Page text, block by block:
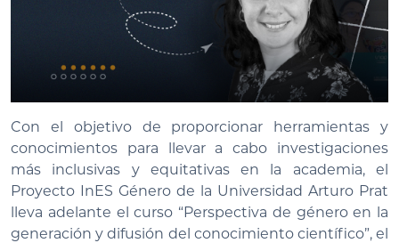
Con el objetivo de proporcionar herramientas y
conocimientos para llevar a cabo investigaciones
más inclusivas y equitativas en la academia, el
Proyecto InES Género de la Universidad Arturo Prat
lleva adelante el curso “Perspectiva de género en la
generación y difusión del conocimiento científico”, el